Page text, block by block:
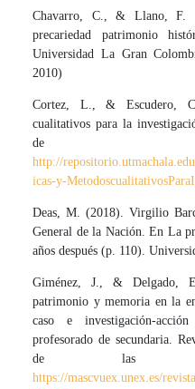
Chavarro, C., & Llano,
precariedad patrimonio
Universidad La Gran
2010)
Cortez, L., & Escudero,
cualitativos para la
de
http://
icas-y-
Deas, M. (2018). Virgilio
General de la Nación. En La
años después (p. 110).
Giménez, J., & Delgado,
patrimonio y memoria en la
caso e investigación-
profesorado de secundaria.
de las
https://mascvuex.unex.es/